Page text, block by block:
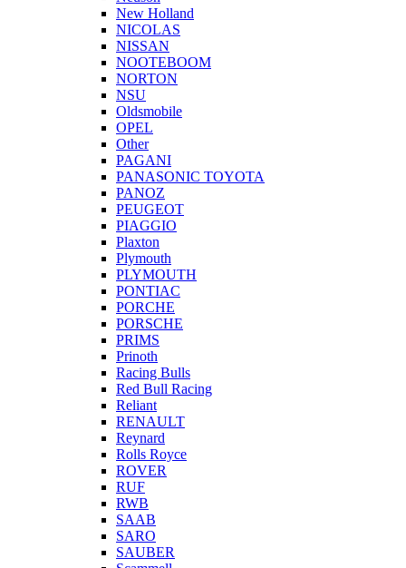
New Holland
NICOLAS
NISSAN
NOOTEBOOM
NORTON
NSU
Oldsmobile
OPEL
Other
PAGANI
PANASONIC TOYOTA
PANOZ
PEUGEOT
PIAGGIO
Plaxton
Plymouth
PLYMOUTH
PONTIAC
PORCHE
PORSCHE
PRIMS
Prinoth
Racing Bulls
Red Bull Racing
Reliant
RENAULT
Reynard
Rolls Royce
ROVER
RUF
RWB
SAAB
SARO
SAUBER